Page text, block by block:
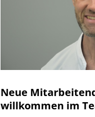
Neue
willkommen im